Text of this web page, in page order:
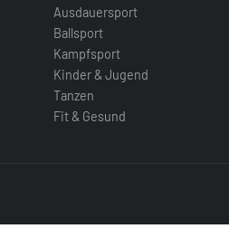
Ausdauersport
Ballsport
Kampfsport
Kinder & Jugend
Tanzen
Fit & Gesund